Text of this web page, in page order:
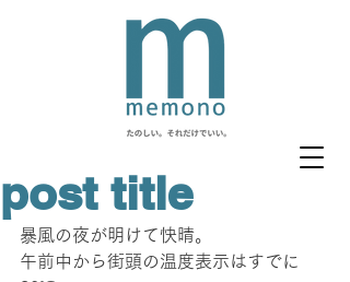
post title
暴風の夜が明けて快晴。
午前中から街頭の温度表示はすでに